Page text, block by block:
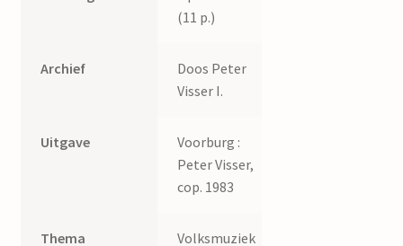
(11 p.)
Archief
Doos Peter
Visser I.
Uitgave
Voorburg :
Peter Visser,
cop. 1983
Thema Volksmuziek